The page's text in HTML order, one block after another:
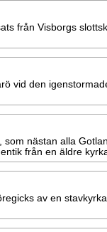
från Visborgs
vid den
som nästan alla
från en äldre
av en